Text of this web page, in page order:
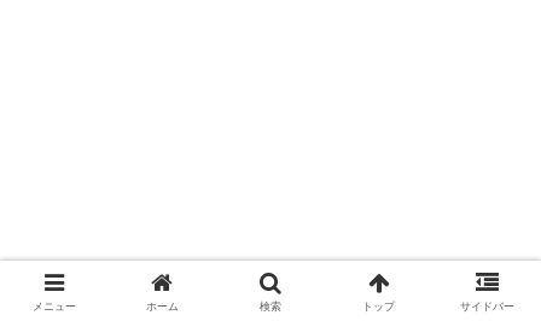
メニュー ホーム 検索 トップ サイドバー